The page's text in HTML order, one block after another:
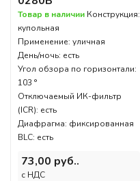
Товар в наличии Конструкция:
купольная
Применение: уличная
День/ночь: есть
Угол обзора по горизонтали:
103 °
Отключаемый ИК-фильтр
(ICR): есть
Диафрагма: фиксированная
BLC: есть
73,00 руб..
c НДС